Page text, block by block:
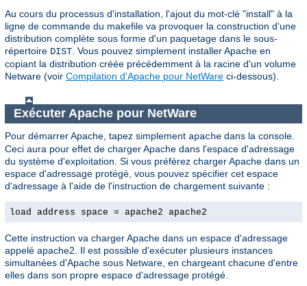
Au cours du processus d'installation, l'ajout du mot-clé "install" à la
ligne de commande du makefile va provoquer la construction d'une
distribution complète sous forme d'un paquetage dans le sous-
répertoire DIST . Vous pouvez simplement installer Apache en
copiant la distribution créée précédemment à la racine d'un volume
Netware (voir Compilation d'Apache pour NetWare ci-dessous).
Exécuter Apache pour NetWare
Pour démarrer Apache, tapez simplement apache dans la console.
Ceci aura pour effet de charger Apache dans l'espace d'adressage
du système d'exploitation. Si vous préférez charger Apache dans un
espace d'adressage protégé, vous pouvez spécifier cet espace
d'adressage à l'aide de l'instruction de chargement suivante :
load address space = apache2 apache2
Cette instruction va charger Apache dans un espace d'adressage
appelé apache2. Il est possible d'exécuter plusieurs instances
simultanées d'Apache sous Netware, en chargeant chacune d'entre
elles dans son propre espace d'adressage protégé.